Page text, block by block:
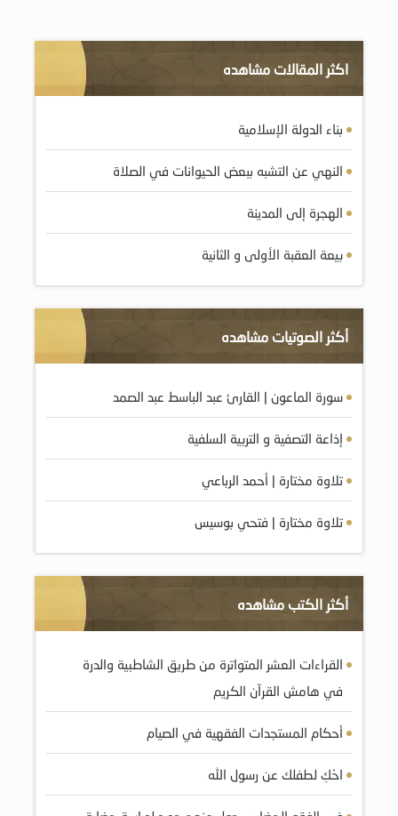
اكثر المقالات مشاهده
بناء الدولة الإسلامية
النهي عن التشبه ببعض الحيوانات في الصلاة
الهجرة إلى المدينة
بيعة العقبة الأولى و الثانية
أكثر الصوتيات مشاهده
سورة الماعون | القارئ عبد الباسط عبد الصمد
إذاعة التصفية و التربية السلفية
تلاوة مختارة | أحمد الرباعي
تلاوة مختارة | فتحي بوسيس
أكثر الكتب مشاهده
القراءات العشر المتواترة من طريق الشاطبية والدرة
في هامش القرآن الكريم
أحكام المستجدات الفقهية في الصيام
احْكِ لطفلك عن رسول الله